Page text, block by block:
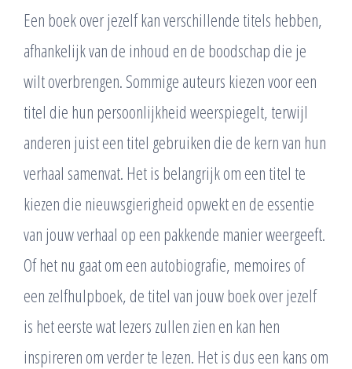
Een boek over jezelf kan verschillende titels hebben,
afhankelijk van de inhoud en de boodschap die je
wilt overbrengen. Sommige auteurs kiezen voor een
titel die hun persoonlijkheid weerspiegelt, terwijl
anderen juist een titel gebruiken die de kern van hun
verhaal samenvat. Het is belangrijk om een titel te
kiezen die nieuwsgierigheid opwekt en de essentie
van jouw verhaal op een pakkende manier weergeeft.
Of het nu gaat om een autobiografie, memoires of
een zelfhulpboek, de titel van jouw boek over jezelf
is het eerste wat lezers zullen zien en kan hen
inspireren om verder te lezen. Het is dus een kans om